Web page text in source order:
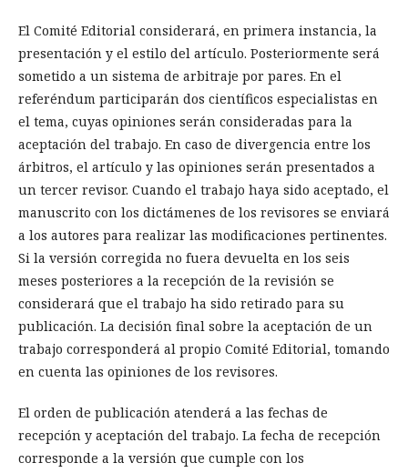
El Comité Editorial considerará, en primera instancia, la
presentación y el estilo del artículo. Posteriormente será
sometido a un sistema de arbitraje por pares. En el
referéndum participarán dos científicos especialistas en
el tema, cuyas opiniones serán consideradas para la
aceptación del trabajo. En caso de divergencia entre los
árbitros, el artículo y las opiniones serán presentados a
un tercer revisor. Cuando el trabajo haya sido aceptado, el
manuscrito con los dictámenes de los revisores se enviará
a los autores para realizar las modificaciones pertinentes.
Si la versión corregida no fuera devuelta en los seis
meses posteriores a la recepción de la revisión se
considerará que el trabajo ha sido retirado para su
publicación. La decisión final sobre la aceptación de un
trabajo corresponderá al propio Comité Editorial, tomando
en cuenta las opiniones de los revisores.
El orden de publicación atenderá a las fechas de
recepción y aceptación del trabajo. La fecha de recepción
corresponde a la versión que cumple con los